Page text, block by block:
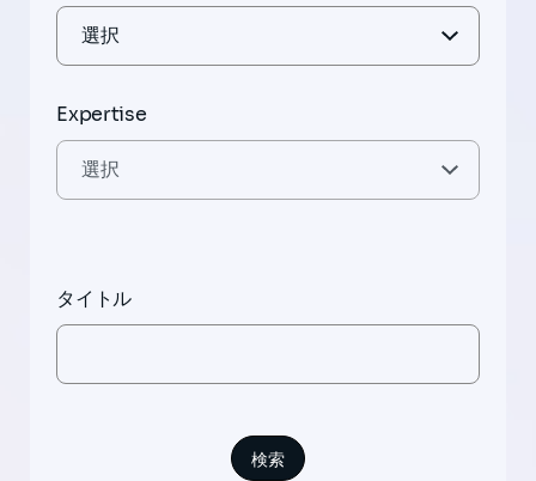
Expertise
タイトル